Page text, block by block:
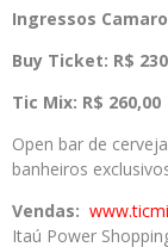
Ingressos
Buy Ticket: R$
Tic Mix: R$ 260,00
Open bar de
banheiros
Vendas:
Itaú Power